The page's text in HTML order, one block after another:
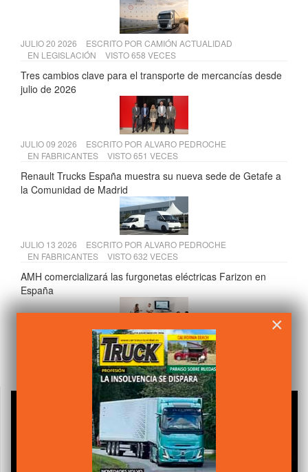
JULIO 20 2026 ESCRITO POR CAMIÓN ACTUALIDAD
EN LEGISLACIÓN VISTO 658 VECES
Tres cambios clave para el transporte de mercancías desde
julio de 2026
JULIO 09 2026 ESCRITO POR ALVARO PEDROCHE
EN FABRICANTES VISTO 651 VECES
Renault Trucks España muestra su nueva sede de Getafe a
la Comunidad de Madrid
JULIO 13 2026 ESCRITO POR ALVARO PEDROCHE
EN FABRICANTES VISTO 632 VECES
AMH comercializará las furgonetas eléctricas Farizon en
España
ESCRITO PORALVARO PEDROCHE
COMPONENTES VISTO 627 VECES
Andamur presenta su VI Informe de Sostenibilidad 2025
×